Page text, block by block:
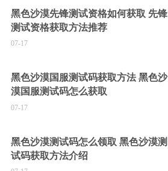
黑色沙漠先锋测试资格如何获取 先锋
测试资格获取方法推荐
07-17
黑色沙漠国服测试码获取方法 黑色沙
漠国服测试码怎么获取
07-17
黑色沙漠测试码怎么领取 黑色沙漠测
试码获取方法介绍